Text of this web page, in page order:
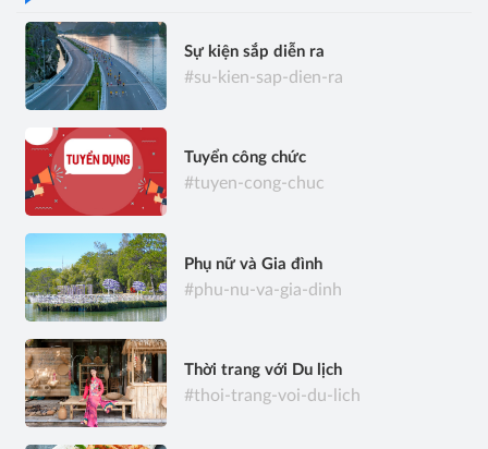
Sự kiện sắp diễn ra
#su-kien-sap-dien-ra
Tuyển công chức
#tuyen-cong-chuc
Phụ nữ và Gia đình
#phu-nu-va-gia-dinh
Thời trang với Du lịch
#thoi-trang-voi-du-lich